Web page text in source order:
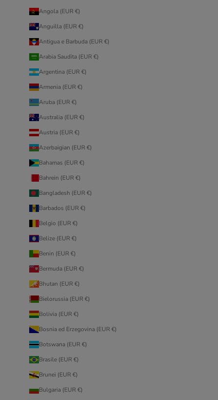
Angola (EUR €)
Anguilla (EUR €)
Antigua e Barbuda (EUR €)
Arabia Saudita (EUR €)
Argentina (EUR €)
Armenia (EUR €)
Aruba (EUR €)
Australia (EUR €)
Austria (EUR €)
Azerbaigian (EUR €)
Bahamas (EUR €)
Bahrein (EUR €)
Bangladesh (EUR €)
Barbados (EUR €)
Belgio (EUR €)
Belize (EUR €)
Benin (EUR €)
Bermuda (EUR €)
Bhutan (EUR €)
Bielorussia (EUR €)
Bolivia (EUR €)
Bosnia ed Erzegovina (EUR €)
Botswana (EUR €)
Brasile (EUR €)
Brunei (EUR €)
Bulgaria (EUR €)